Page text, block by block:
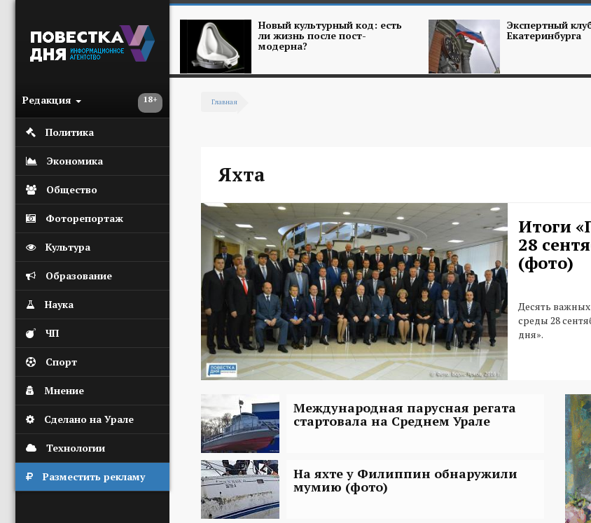
18+
Редакция
Политика
Экономика
Общество
Фоторепортаж
Культура
Образование
Наука
ЧП
Спорт
Мнение
Сделано на Урале
Технологии
Разместить рекламу
Новый культурный код: есть
ли жизнь после пост-
модерна?
Экспертный
Екатеринбурга
Главная
Яхта
Итоги
28
(фото)
Десять
среды 28
дня».
Международная парусная регата
стартовала на Среднем Урале
На яхте у Филиппин обнаружили
мумию (фото)